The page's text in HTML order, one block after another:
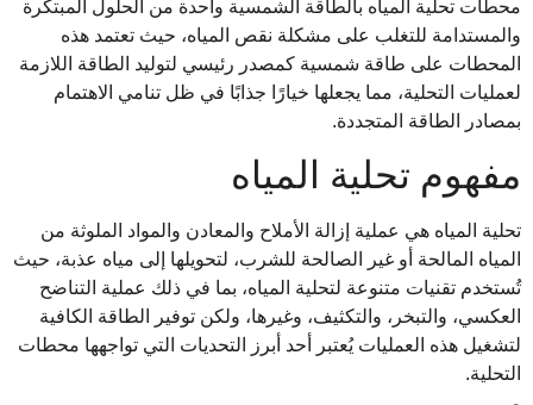
محطات تحلية المياه بالطاقة الشمسية واحدة من الحلول المبتكرة
والمستدامة للتغلب على مشكلة نقص المياه، حيث تعتمد هذه
المحطات على طاقة شمسية كمصدر رئيسي لتوليد الطاقة اللازمة
لعمليات التحلية، مما يجعلها خيارًا جذابًا في ظل تنامي الاهتمام
بمصادر الطاقة المتجددة.
مفهوم تحلية المياه
تحلية المياه هي عملية إزالة الأملاح والمعادن والمواد الملوثة من
المياه المالحة أو غير الصالحة للشرب، لتحويلها إلى مياه عذبة، حيث
تُستخدم تقنيات متنوعة لتحلية المياه، بما في ذلك عملية التناضح
العكسي، والتبخر، والتكثيف، وغيرها، ولكن توفير الطاقة الكافية
لتشغيل هذه العمليات يُعتبر أحد أبرز التحديات التي تواجهها محطات
التحلية.